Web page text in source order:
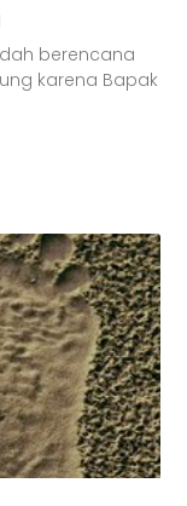
berencana
karena Bapak